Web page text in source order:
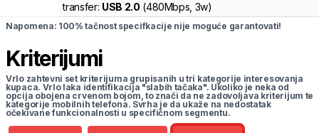
transfer: USB 2.0 (480Mbps, 3w)
Napomena: 100% tačnost specifkacije nije moguće garantovati!
Kriterijumi
Vrlo zahtevni set kriterijuma grupisanih u tri kategorije interesovanja
kupaca. Vrlo laka identifikacija "slabih tačaka". Ukoliko je neka od
opcija obojena crvenom bojom, to znači da ne zadovoljava kriterijum te
kategorije mobilnih telefona. Svrha je da ukaže na nedostatak
očekivane funkcionalnosti u specifičnom segmentu.